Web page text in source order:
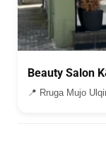
Beauty Salon
📍 Rruga Mujo